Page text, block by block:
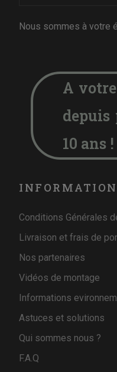
Nous sommes à votre
A
depuis
10 ans !
Conditions Générales
Livraison et frais de
Nos partenaires
Vidéos de montage
Informations
Astuces et solutions
Qui sommes nous ?
F.A.Q